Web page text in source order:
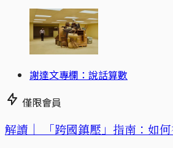
謝達文專欄：說話算數
僅限會員
解讀｜ 「跨國鎮壓」指南：如